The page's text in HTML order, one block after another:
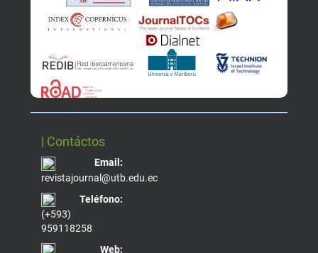
| Contáctos
Email:
revistajournal@utb.edu.ec
Teléfono:
(+593)
959118258
Web: